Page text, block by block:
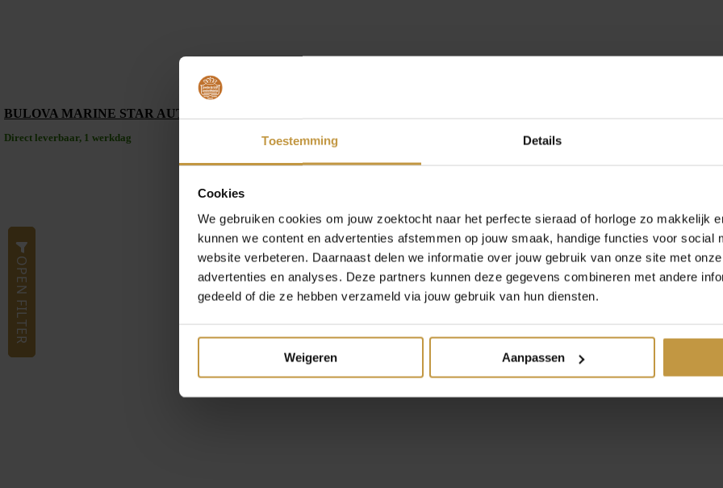
Toestemming Details
Cookies
We gebruiken cookies om jouw zoektocht naar het perfecte sieraad of horloge zo makkelijk
kunnen we content en advertenties afstemmen op jouw smaak, handige functies voor social
website verbeteren. Daarnaast delen we informatie over jouw gebruik van onze site met
advertenties en analyses. Deze partners kunnen deze gegevens combineren met andere
gedeeld of die ze hebben verzameld via jouw gebruik van hun diensten.
Weigeren Aanpassen
OPEN FILTER
BULOVA MARINE STAR AUTOMAAT HERENHORLOGE 98B466 BLAUW
Direct leverbaar, 1 werkdag